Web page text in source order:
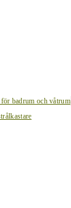
badrum och våtrum